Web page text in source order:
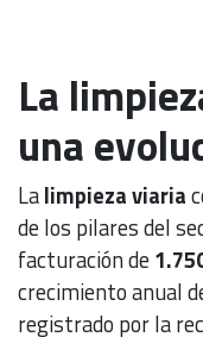
La
una
Lalimpieza viaria
de los pilares del
facturación de
crecimiento anual
registrado por la